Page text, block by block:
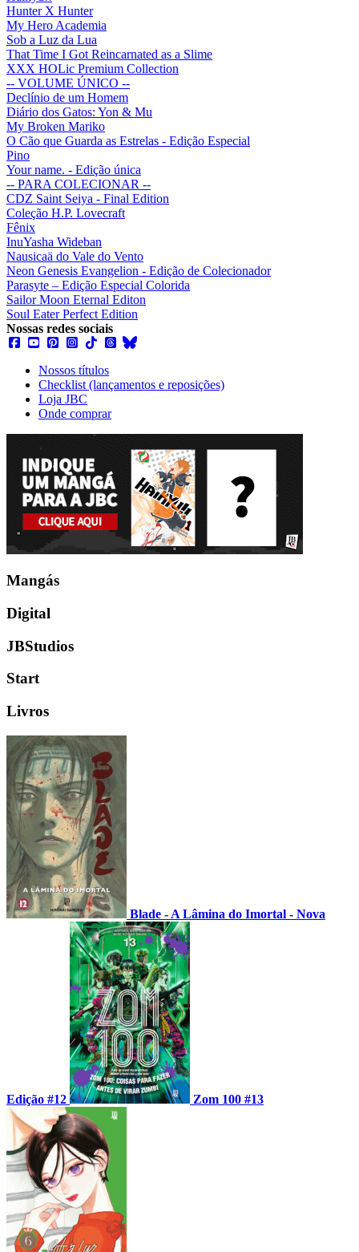
Hunter X Hunter
My Hero Academia
Sob a Luz da Lua
That Time I Got Reincarnated as a Slime
XXX HOLic Premium Collection
-- VOLUME ÚNICO --
Declínio de um Homem
Diário dos Gatos: Yon & Mu
My Broken Mariko
O Cão que Guarda as Estrelas - Edição Especial
Pino
Your name. - Edição única
-- PARA COLECIONAR --
CDZ Saint Seiya - Final Edition
Coleção H.P. Lovecraft
Fênix
InuYasha Wideban
Nausicaä do Vale do Vento
Neon Genesis Evangelion - Edição de Colecionador
Parasyte – Edição Especial Colorida
Sailor Moon Eternal Editon
Soul Eater Perfect Edition
Nossas redes sociais
Nossos títulos
Checklist (lançamentos e reposições)
Loja JBC
Onde comprar
Mangás
Digital
JBStudios
Start
Livros
Blade - A Lâmina do Imortal - Nova
Edição #12 Zom 100 #13